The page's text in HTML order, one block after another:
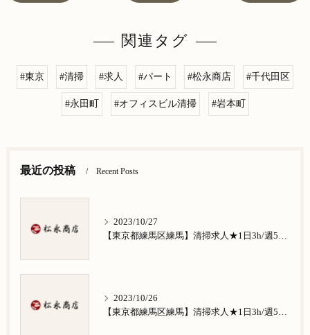
関連タグ
#東京 #清掃 #求人 #パート #松永商店 #千代田区
#永田町 #オフィスビル清掃 #岩本町
最近の投稿 Recent Posts
2023/10/27
【東京都練馬区練馬】清掃求人★1日3h/週5日/祝日お休み★谷原在住の方歓迎
2023/10/26
【東京都練馬区練馬】清掃求人★1日3h/週5日/祝日お休み★南田中在住の方歓迎